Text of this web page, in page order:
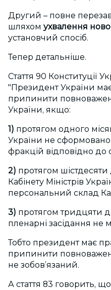
Другий – повне
шляхом ухвалення
установчий спосіб.
Тепер детальніше.
Стаття 90 Конституції
"Президент України
припинити
України, якщо:
1) протягом одного
України не сформовано
фракцій відповідно до
2) протягом шістдесяти
Кабінету Міністрів
персональний склад
3) протягом тридцяти
пленарні засідання не
Тобто президент має
припинити
не зобов’язаний.
А стаття 83 говорить,